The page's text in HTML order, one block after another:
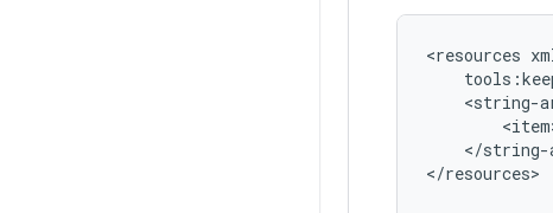
<resources
<string-
</string-
</resources>